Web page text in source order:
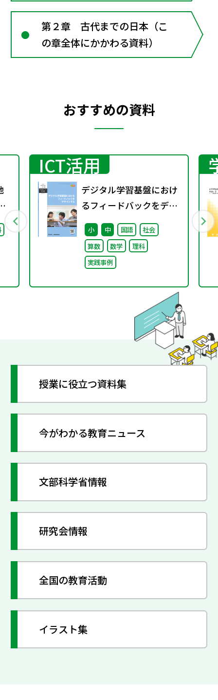
第２章 古代までの日本（こ
の章全体にかかわる資料）
おすすめの資料
ICT活用
デジタル学習基盤におけ
るフィードバックをデザ
インする（特別課題
138）
小 中 国語
社会
算数
数学
理科
実践事例
授業に役立つ資料集
今がわかる教育ニュース
文部科学省情報
研究会情報
全国の教育活動
イラスト集